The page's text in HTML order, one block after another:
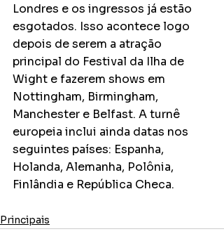
Londres e os ingressos já estão
esgotados. Isso acontece logo
depois de serem a atração
principal do Festival da Ilha de
Wight e fazerem shows em
Nottingham, Birmingham,
Manchester e Belfast. A turnê
europeia inclui ainda datas nos
seguintes países: Espanha,
Holanda, Alemanha, Polônia,
Finlândia e República Checa.
Principais